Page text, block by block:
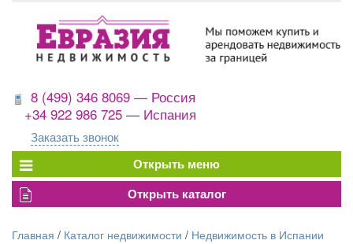
8 (499) 346 8069 — Россия
+34 922 986 725 — Испания
Заказать звонок
Главная / Каталог недвижимости / Недвижимость в Испании